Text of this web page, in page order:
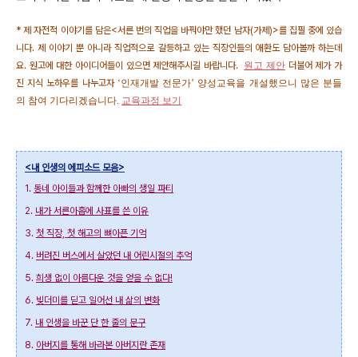
* 제 자전적 이야기를 담은<서른 번의 직업을 바꿔야만 했던 남자(가제)>를 집필 중에 있습
니다. 제 이야기 뿐 아니라 직업적으로 갈등하고 있는 직장인들의 애환도 담아볼까 하는데
요. 원고에 대한 아이디어들이 있으면 제안해주시길 바랍니다. 원고 제안 더불어 제가 가
진 지식 노하우를 나누고자 ‘인재개발 전문가’ 양성교육을 개설했으니 많은 분들
의 참여 기다리겠습니다. 교육과정 보기
<내 인생의 에피소드 모음>
1. 동네 아이들과 함께한 아빠의 생일 파티
2. 내가 서른아홉에 사표를 쓴 이유
3. 첫 직장, 첫 해고의 뼈아픈 기억
4. 버려진 버스에서 살았던 내 어린시절의 추억
5. 희생 없이 아름다운 것을 얻을 수 없다!
6. 빚더미를 딛고 일어선 내 삶의 변화
7. 내 인생을 바꾼 단 한 줄의 문구
8. 아버지를 통해 바라본 아버지란 존재